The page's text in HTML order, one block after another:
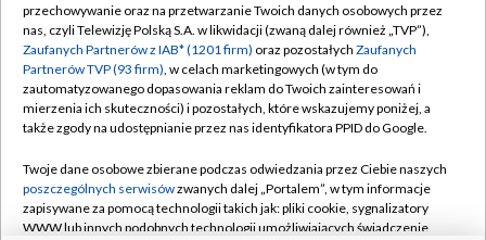
Abonament TVP
Emisja w TVP
Centrum informacji TVP
Naziemna Telewizja Cyfrowa
Rada Programowa
System NOS
Regulamin TVP
Polityka prywatności
Moje zgody
Pomoc
Kontakt
przechowywanie oraz na przetwarzanie Twoich danych osobowych przez
nas, czyli Telewizję Polską S.A. w likwidacji (zwaną dalej również „TVP”),
Zaufanych Partnerów z IAB* (1201 firm) oraz pozostałych Zaufanych
Partnerów TVP (93 firm), w celach marketingowych (w tym do
zautomatyzowanego dopasowania reklam do Twoich zainteresowań i
mierzenia ich skuteczności) i pozostałych, które wskazujemy poniżej, a
także zgody na udostępnianie przez nas identyfikatora PPID do Google.
Twoje dane osobowe zbierane podczas odwiedzania przez Ciebie naszych
poszczególnych serwisówzwanych dalej „Portalem”, w tym informacje
zapisywane za pomocą technologii takich jak: pliki cookie, sygnalizatory
WWW lub innych podobnych technologii umożliwiających świadczenie